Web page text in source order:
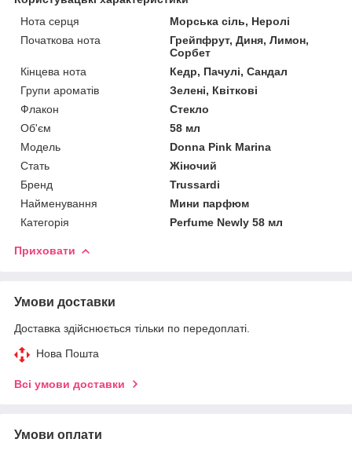
Нота серця
Морська сіль, Неролі
Початкова нота
Грейпфрут, Диня, Лимон,
Сорбет
Кінцева нота
Кедр, Пачулі, Сандал
Групи ароматів
Зелені, Квіткові
Флакон
Стекло
Об'єм
58 мл
Мoдель
Donna Pink Marina
Стать
Жіночий
Бренд
Trussardi
Найменування
Мини парфюм
Категорія
Perfume Newly 58 мл
Приховати
Умови доставки
Доставка здійснюється тільки по передоплаті.
Нова Пошта
Всі умови доставки
Умови оплати